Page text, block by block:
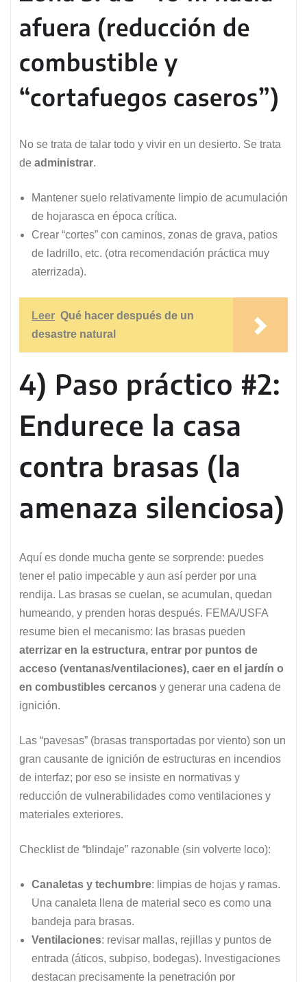
afuera (reducción de
combustible y
“cortafuegos caseros”)
No se trata de talar todo y vivir en un desierto. Se trata
de administrar.
Mantener suelo relativamente limpio de acumulación
de hojarasca en época crítica.
Crear “cortes” con caminos, zonas de grava, patios
de ladrillo, etc. (otra recomendación práctica muy
aterrizada).
Leer Qué hacer después de un
desastre natural
4) Paso práctico #2:
Endurece la casa
contra brasas (la
amenaza silenciosa)
Aquí es donde mucha gente se sorprende: puedes
tener el patio impecable y aun así perder por una
rendija. Las brasas se cuelan, se acumulan, quedan
humeando, y prenden horas después. FEMA/USFA
resume bien el mecanismo: las brasas pueden
aterrizar en la estructura, entrar por puntos de
acceso (ventanas/ventilaciones), caer en el jardín o
en combustibles cercanos y generar una cadena de
ignición.
Las “pavesas” (brasas transportadas por viento) son un
gran causante de ignición de estructuras en incendios
de interfaz; por eso se insiste en normativas y
reducción de vulnerabilidades como ventilaciones y
materiales exteriores.
Checklist de “blindaje” razonable (sin volverte loco):
Canaletas y techumbre: limpias de hojas y ramas.
Una canaleta llena de material seco es como una
bandeja para brasas.
Ventilaciones: revisar mallas, rejillas y puntos de
entrada (áticos, subpiso, bodegas). Investigaciones
destacan precisamente la penetración por